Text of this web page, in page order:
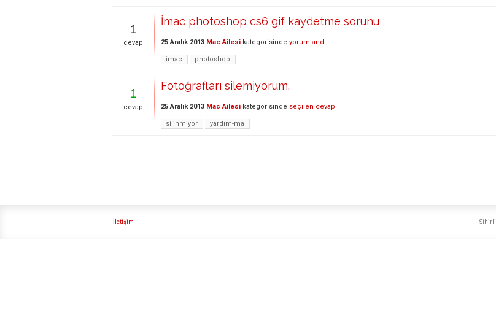
1
cevap
İmac photoshop cs6 gif kaydetme sorunu
25 Aralık 2013 Mac Ailesi kategorisinde yorumlandı
imac photoshop
1
cevap
Fotoğrafları silemiyorum.
25 Aralık 2013 Mac Ailesi kategorisinde seçilen cevap
silinmiyor yardım-ma
İletişim